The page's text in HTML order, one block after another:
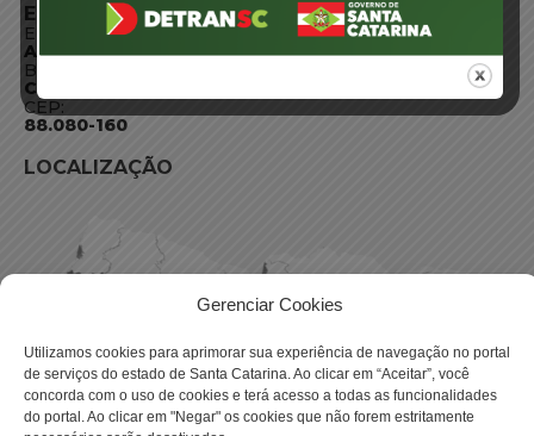
Gerenciar Cookies
Utilizamos cookies para aprimorar sua experiência de navegação no portal
de serviços do estado de Santa Catarina. Ao clicar em “Aceitar”, você
concorda com o uso de cookies e terá acesso a todas as funcionalidades
do portal. Ao clicar em "Negar" os cookies que não forem estritamente
ENDEREÇO
Endereço:
Av. Almirante Tamandaré - 480
Bairro:
Coqueiros, Florianópolis SC
CEP:
88.080-160
LOCALIZAÇÃO